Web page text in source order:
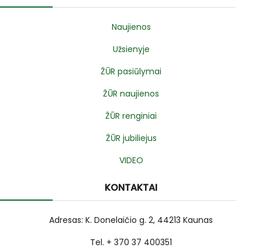
Naujienos
Užsienyje
ŽŪR pasiūlymai
ŽŪR naujienos
ŽŪR renginiai
ŽŪR jubiliejus
VIDEO
KONTAKTAI
Adresas: K. Donelaičio g. 2, 44213 Kaunas
Tel. + 370 37 400351